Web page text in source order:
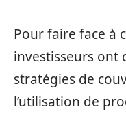
Pour faire face à
investisseurs ont
stratégies de
l’utilisation de